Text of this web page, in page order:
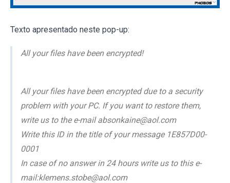
Texto apresentado neste pop-up:
All your files have been encrypted!
All your files have been encrypted due to a security
problem with your PC. If you want to restore them,
write us to the e-mail absonkaine@aol.com
Write this ID in the title of your message 1E857D00-
0001
In case of no answer in 24 hours write us to this e-
mail:klemens.stobe@aol.com